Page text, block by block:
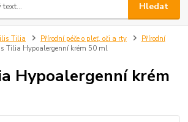
Hledat
Tilia Přírodní péče o pleť, oči a rty
Přírodní
Tilia Hypoalergenní krém 50 ml
Hypoalergenní krém